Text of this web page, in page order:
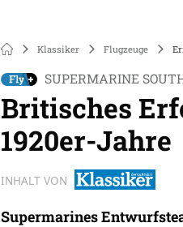
Klassiker Flugzeuge
SUPERMARINE
Britisches
1920er-Jahre
INHALT VON
Supermarines